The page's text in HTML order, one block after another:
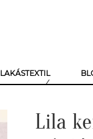
LAKÁSTEXTIL
Lila